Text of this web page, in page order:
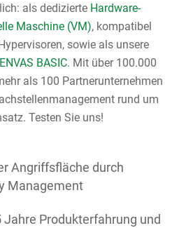
als dedizierte Hardware-
Maschine (VM), kompatibel
sowie als unsere
BASIC. Mit über 100.000
als 100 Partnerunternehmen
rund um
Testen Sie uns!
Angriffsfläche durch
Management
Jahre Produkterfahrung und